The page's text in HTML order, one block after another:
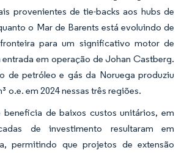
provenientes de tie-backs aos hubs de
o Mar de Barents está evoluindo de
para um significativo motor de
em operação de Johan Castberg.
de petróleo e gás da Noruega produziu
o.e. em 2024 nessas três regiões.
de baixos custos unitários, em
de investimento resultaram em
permitindo que projetos de extensão